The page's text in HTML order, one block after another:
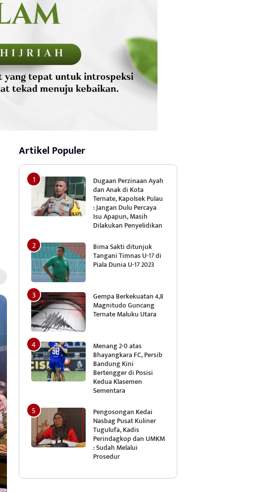
Artikel Populer
Dugaan Perzinaan Ayah
dan Anak di Kota
Ternate, Kapolsek Pulau
: Jangan Dulu Percaya
Isu Apapun, Masih
Dilakukan Penyelidikan
Bima Sakti ditunjuk
Tangani Timnas U-17 di
Piala Dunia U-17 2023
Gempa Berkekuatan 4,8
Magnitudo Guncang
Ternate Maluku Utara
Menang 2-0 atas
Bhayangkara FC, Persib
Bandung Kini
Bertengger di Posisi
Kedua Klasemen
Sementara
Pengosongan Kedai
Nasbag Pusat Kuliner
Tugulufa, Kadis
Perindagkop dan UMKM
: Sudah Melalui
Prosedur